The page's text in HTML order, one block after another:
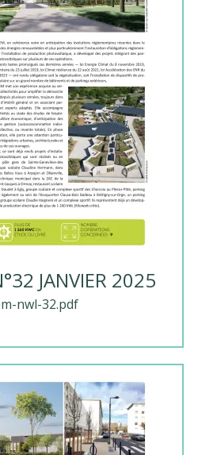
JANVIER 2025
nwl-32.pdf